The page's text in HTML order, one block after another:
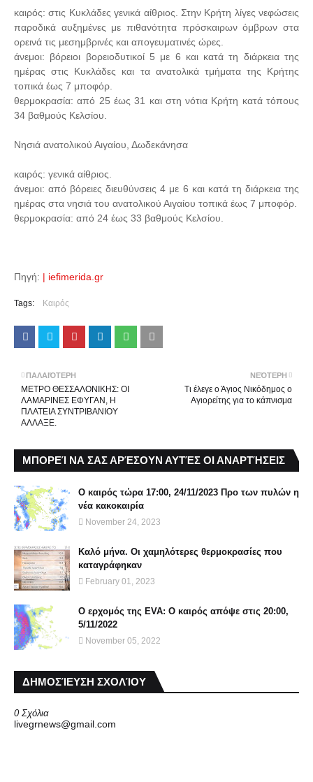
καιρός: στις Κυκλάδες γενικά αίθριος. Στην Κρήτη λίγες νεφώσεις
παροδικά αυξημένες με πιθανότητα πρόσκαιρων όμβρων στα
ορεινά τις μεσημβρινές και απογευματινές ώρες.
άνεμοι: βόρειοι βορειοδυτικοί 5 με 6 και κατά τη διάρκεια της
ημέρας στις Κυκλάδες και τα ανατολικά τμήματα της Κρήτης
τοπικά έως 7 μποφόρ.
θερμοκρασία: από 25 έως 31 και στη νότια Κρήτη κατά τόπους
34 βαθμούς Κελσίου.
Νησιά ανατολικού Αιγαίου, Δωδεκάνησα
καιρός: γενικά αίθριος.
άνεμοι: από βόρειες διευθύνσεις 4 με 6 και κατά τη διάρκεια της
ημέρας στα νησιά του ανατολικού Αιγαίου τοπικά έως 7 μποφόρ.
θερμοκρασία: από 24 έως 33 βαθμούς Κελσίου.
Πηγή: | iefimerida.gr
Tags: Καιρός
ΝΕΌΤΕΡΗ
Τι έλεγε ο Άγιος Νικόδημος ο
Αγιορείτης για το κάπνισμα
ΠΑΛΑΙΌΤΕΡΗ
ΜΕΤΡΟ ΘΕΣΣΑΛΟΝΙΚΗΣ: ΟΙ
ΛΑΜΑΡΙΝΕΣ ΕΦΥΓΑΝ, Η
ΠΛΑΤΕΙΑ ΣΥΝΤΡΙΒΑΝΙΟΥ
ΑΛΛΑΞΕ.
ΜΠΟΡΕΊ ΝΑ ΣΑΣ ΑΡΈΣΟΥΝ ΑΥΤΈΣ ΟΙ ΑΝΑΡΤΉΣΕΙΣ
Ο καιρός τώρα 17:00, 24/11/2023 Προ των πυλών η
νέα κακοκαιρία
November 24, 2023
Καλό μήνα. Οι χαμηλότερες θερμοκρασίες που
καταγράφηκαν
February 01, 2023
Ο ερχομός της EVA: Ο καιρός απόψε στις 20:00,
5/11/2022
November 05, 2022
ΔΗΜΟΣΊΕΥΣΗ ΣΧΟΛΊΟΥ
0 Σχόλια
livegrnews@gmail.com